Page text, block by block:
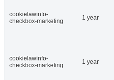
cookielawinfo-
checkbox-marketing
1 year
cookielawinfo-
checkbox-marketing
1 year